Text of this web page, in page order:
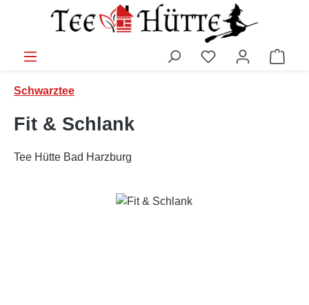
Zum Hauptinhalt springen
Schwarztee
Fit & Schlank
Tee Hütte Bad Harzburg
Bildergalerie überspringen